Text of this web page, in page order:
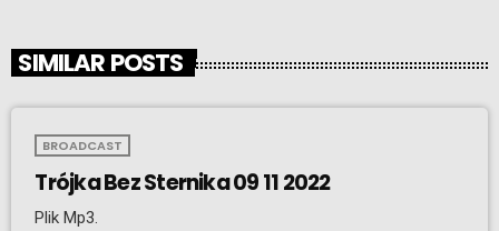
SIMILAR POSTS
BROADCAST
Trójka Bez Sternika 09 11 2022
Plik Mp3.